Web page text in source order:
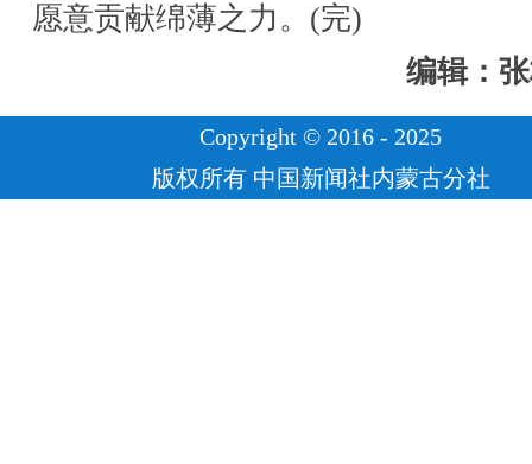
愿意贡献绵薄之力。(完)
编辑：
Copyright © 2016 - 2025
版权所有 中国新闻社内蒙古分社